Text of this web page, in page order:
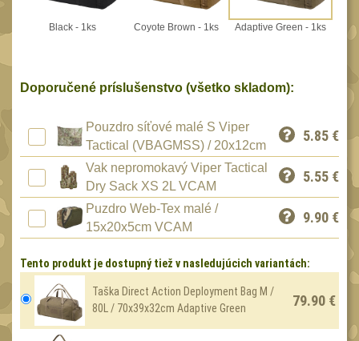
suchý zip
Puzdrá na mapy
Cestovné púzdra 29
Peněženky15
Doplňky 378
Ramenní popruhy a
vycpávky 10
Karabiny a přezky75
Kroužky, šňůrky,
koncovky
Nášivky105
Black - 1ks Coyote Brown - 1ks Adaptive Green - 1ks
Doporučené príslušenstvo (všetko skladom):
Pouzdro síťové malé S Viper
Tactical (VBAGMSS) / 20x12cm
5.85 €
Vak nepromokavý Viper Tactical
Dry Sack XS 2L VCAM
5.55 €
Puzdro Web-Tex malé /
15x20x5cm VCAM
9.90 €
Tento produkt je dostupný tiež v nasledujúcich variantách:
Taška Direct Action Deployment Bag M /
80L / 70x39x32cm Adaptive Green
79.90 €